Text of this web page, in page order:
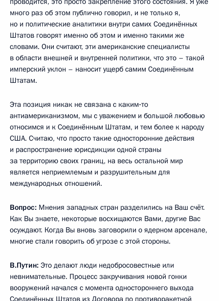
много раз об этом публично говорил, и не только я,
но и политические аналитики внутри самих Соединённых
Штатов говорят именно об этом и именно такими же
словами. Они считают, эти американские специалисты
в области внешней и внутренней политики, что это – такой
имперский уклон – наносит ущерб самим Соединённым
Штатам.
Эта позиция никак не связана с каким‑то
антиамериканизмом, мы с уважением и большой любовью
относимся и к Соединённым Штатам, и тем более к народу
США. Считаю, что просто такие односторонние действия
и распространение юрисдикции одной страны
за территорию своих границ, на весь остальной мир
является неприемлемым и разрушительным для
международных отношений.
Вопрос: Мнения западных стран разделились на Ваш счёт.
Как Вы знаете, некоторые восхищаются Вами, другие Вас
осуждают. Когда Вы вновь заговорили о ядерном арсенале,
многие стали говорить об угрозе с этой стороны.
В.Путин: Это делают люди недобросовестные или
невнимательные. Процесс закручивания новой гонки
вооружений начался с момента одностороннего выхода